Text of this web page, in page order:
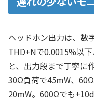
ヘッドホン出力は、数
THD+Nで0.0015%以
と、出力段まで丁寧に
30Ω負荷で45mW、
20mW。600Ωでも